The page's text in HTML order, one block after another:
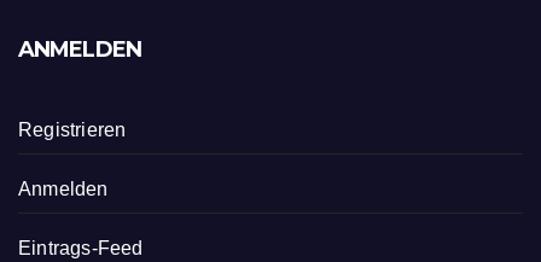
ANMELDEN
Registrieren
Anmelden
Eintrags-Feed